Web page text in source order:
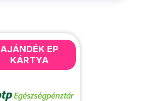
AJÁNDÉK EP
KÁRTYA